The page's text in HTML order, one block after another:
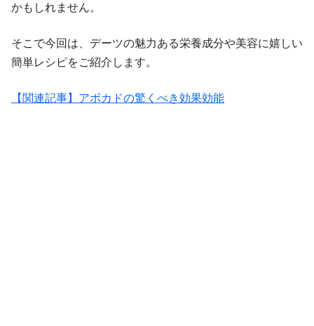
かもしれません。
そこで今回は、デーツの魅力ある栄養成分や美容に嬉しい
簡単レシピをご紹介します。
【関連記事】アボカドの驚くべき効果効能